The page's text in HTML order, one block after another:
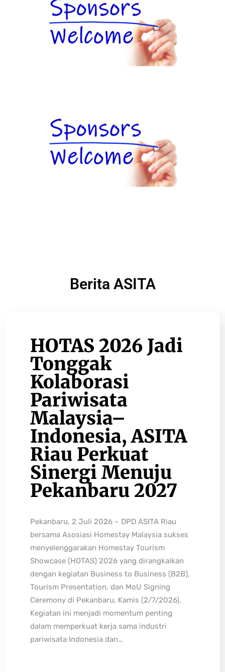
Berita ASITA
HOTAS 2026 Jadi
Tonggak
Kolaborasi
Pariwisata
Malaysia–
Indonesia, ASITA
Riau Perkuat
Sinergi Menuju
Pekanbaru 2027
Pekanbaru, 2 Juli 2026 – DPD ASITA Riau
bersama Asosiasi Homestay Malaysia sukses
menyelenggarakan Homestay Tourism
Showcase (HOTAS) 2026 yang dirangkaikan
dengan kegiatan Business to Business (B2B),
Tourism Presentation, dan MoU Signing
Ceremony di Pekanbaru, Kamis (2/7/2026).
Kegiatan ini menjadi momentum penting
dalam memperkuat kerja sama industri
pariwisata Indonesia dan…